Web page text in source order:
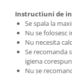
Instructiuni de
Se spala la
Nu se folosesc
Nu necesita
Se recomanda
igiena
Nu se